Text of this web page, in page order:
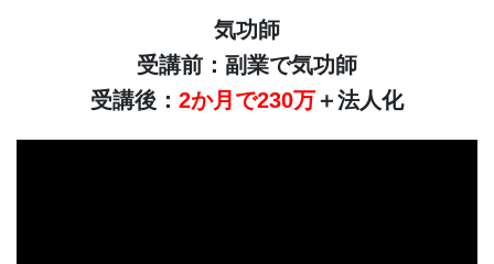
気功師
受講前：副業で気功師
受講後： 2か月で230万＋法人化